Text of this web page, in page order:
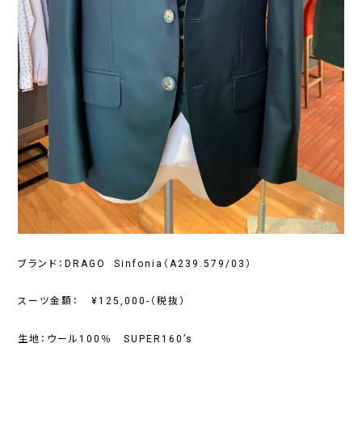
ブランド：DRAGO Sinfonia（A239.579/03）
スーツ金額： ¥125,000-（税抜）
生地：ウール100％ SUPER160’s